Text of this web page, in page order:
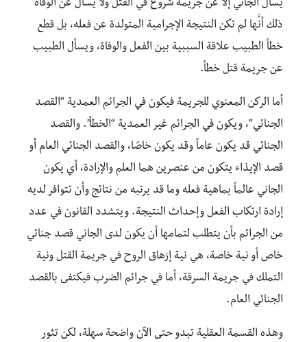
يسأل الجاني إلا عن جريمة شروع في القتل ولا يسأل عن الوفاة
ذلك أنَّها لم تكن النتيجة الإجرامية المتولدة عن فعله، بل قطع
خطأ الطبيب علاقة السببية بين الفعل والوفاة، ويسأل الطبيب
عن جريمة قتل خطأ.
أما الركن المعنوي للجريمة فيكون في الجرائم العمدية “القصد
الجنائي”، ويكون في الجرائم غير العمدية “الخطأ”. والقصد
الجنائي قد يكون عاماً وقد يكون خاصًا، والقصد الجنائي العام أو
قصد الإيذاء يتكون من عنصرين هما العلم والإرادة، أي يكون
الجاني عالماً بماهية فعله وما قد يرتبه من نتائج وأن تتوافر لديه
إرادة ارتكاب الفعل وإحداث النتيجة. ويتشدد القانون في عدد
من الجرائم بأن يتطلب لتمامها أن يكون لدى الجاني قصد جنائي
خاص أو نية خاصة، هي نية إزهاق الروح في جريمة القتل ونية
التملك في جريمة السرقة، أما في جرائم الضرب فيكتفى بالقصد
الجنائي العام.
وهذه القسمة العقلية تبدو حتى الآن واضحة سهلة، لكن تثور